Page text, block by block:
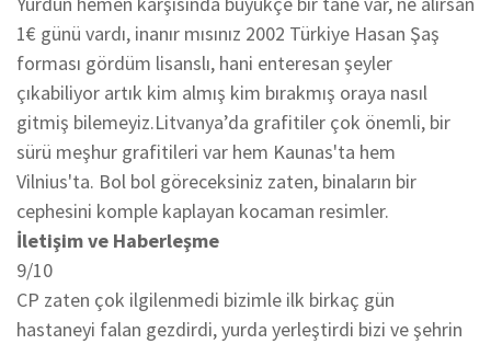
1€ günü vardı, inanır mısınız 2002 Türkiye Hasan Şaş
forması gördüm lisanslı, hani enteresan şeyler
çıkabiliyor artık kim almış kim bırakmış oraya nasıl
gitmiş bilemeyiz.Litvanya’da grafitiler çok önemli, bir
sürü meşhur grafitileri var hem Kaunas'ta hem
Vilnius'ta. Bol bol göreceksiniz zaten, binaların bir
cephesini komple kaplayan kocaman resimler.
İletişim ve Haberleşme
9/10
CP zaten çok ilgilenmedi bizimle ilk birkaç gün
hastaneyi falan gezdirdi, yurda yerleştirdi bizi ve şehrin